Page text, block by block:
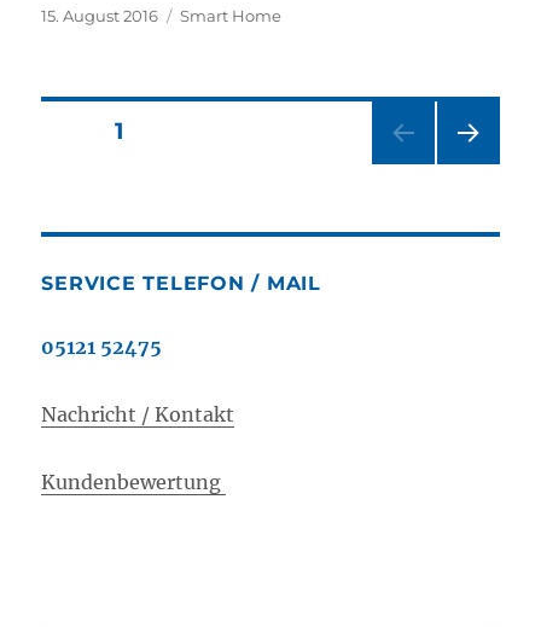
Veröffentlicht
15. August 2016 Kategorien
Smart Home
Seitennummerierung
Beiträge
SEITE1
E
SERVICE TELEFON / MAIL
05121 52475
Nachricht / Kontakt
Kundenbewertung